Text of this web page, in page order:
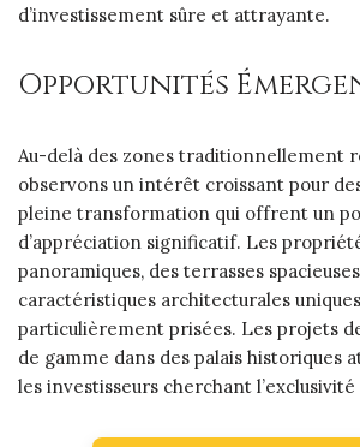
d’investissement sûre et attrayante.
Opportunités
Au-delà des zones traditionnellement
observons un intérêt croissant pour
pleine transformation qui offrent un
d’appréciation significatif. Les
panoramiques, des terrasses
caractéristiques architecturales
particulièrement prisées. Les projets
de gamme dans des palais historiques
les investisseurs cherchant